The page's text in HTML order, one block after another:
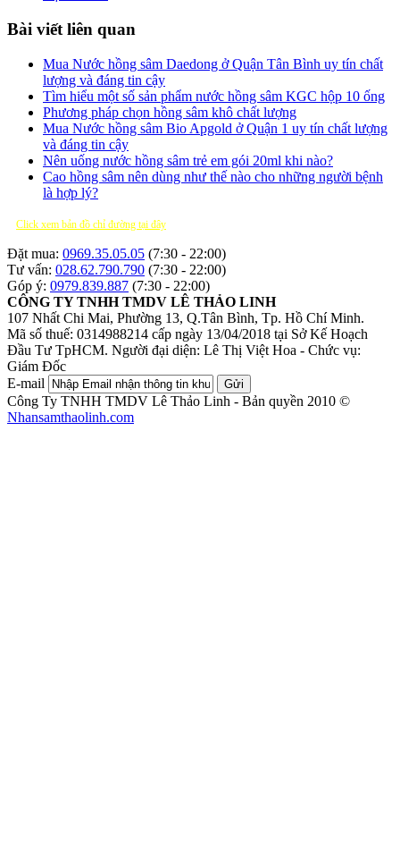
Bài viết liên quan
Mua Nước hồng sâm Daedong ở Quận Tân Bình uy tín chất
lượng và đáng tin cậy
Tìm hiểu một số sản phẩm nước hồng sâm KGC hộp 10 ống
Phương pháp chọn hồng sâm khô chất lượng
Mua Nước hồng sâm Bio Apgold ở Quận 1 uy tín chất lượng
và đáng tin cậy
Nên uống nước hồng sâm trẻ em gói 20ml khi nào?
Cao hồng sâm nên dùng như thế nào cho những người bệnh
là hợp lý?
Click xem bản đồ chỉ đường tại đây
Đặt mua: 0969.35.05.05 (7:30 - 22:00)
Tư vấn: 028.62.790.790 (7:30 - 22:00)
Góp ý: 0979.839.887 (7:30 - 22:00)
CÔNG TY TNHH TMDV LÊ THẢO LINH
107 Nhất Chi Mai, Phường 13, Q.Tân Bình, Tp. Hồ Chí Minh.
Mã số thuế: 0314988214 cấp ngày 13/04/2018 tại Sở Kế Hoạch
Đầu Tư TpHCM. Người đại diện: Lê Thị Việt Hoa - Chức vụ:
Giám Đốc
E-mail
Gửi
Công Ty TNHH TMDV Lê Thảo Linh - Bản quyền 2010 ©
Nhansamthaolinh.com